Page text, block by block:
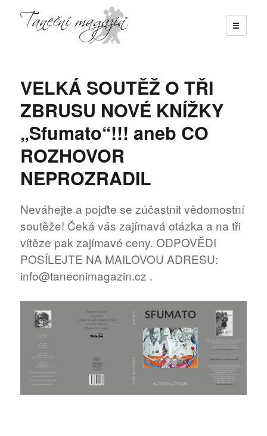
☰
VELKÁ SOUTĚŽ O TŘI
ZBRUSU NOVÉ KNÍŽKY
„Sfumato“!!! aneb CO
ROZHOVOR
NEPROZRADIL
Neváhejte a pojďte se zúčastnit vědomostní
soutěže! Čeká vás zajímavá otázka a na tři
vítěze pak zajímavé ceny. ODPOVĚDI
POSÍLEJTE NA MAILOVOU ADRESU:
info@tanecnimagazin.cz .